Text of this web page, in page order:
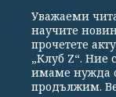
Уважаеми
научите
прочетете
„Клуб Z“. Ние
имаме нужда
продължим.